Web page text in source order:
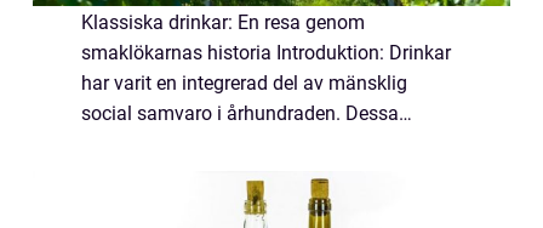
Klassiska drinkar: En resa genom
smaklökarnas historia Introduktion: Drinkar
har varit en integrerad del av mänsklig
social samvaro i århundraden. Dessa
och fortfarande utgör de en viktig del av